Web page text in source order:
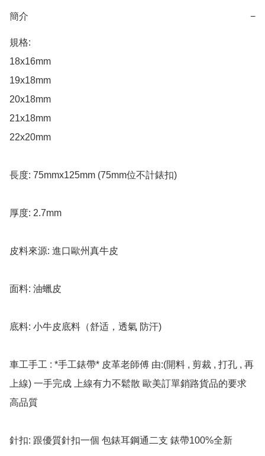
簡介 −
規格:
18x16mm
19x18mm
20x18mm
21x18mm
22x20mm
長度: 75mmx125mm (75mm位不計錶扣)
厚度: 2.7mm
皮料來源: 進口歐州真牛皮
面料: 油蠟皮
底料: 小牛皮底料（舒适，透氣 防汗)
車工手工 : *手工錶帶* 皮革老師傅 由:(開料 , 剪裁 , 打孔 , 再
上線) 一手完成 上線有力不鬆散 歐美訂單銷路貨品的要求
高品質
針扣: 跟優質針扣一個 包錶耳鋼通二支 錶帶100%全新